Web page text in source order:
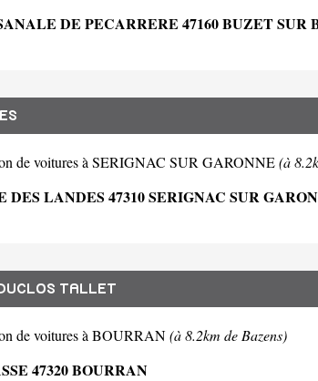
DE PECARRERE 47160 BUZET SUR
de voitures à SERIGNAC SUR GARONNE(à
DES LANDES 47310 SERIGNAC SUR
TALLET
de voitures à BOURRAN(à 8.2km de Bazens)
47320 BOURRAN